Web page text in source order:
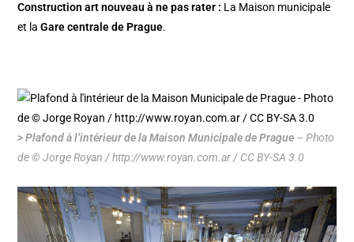
Construction art nouveau à ne pas rater : La Maison municipale
et laGare centrale de Prague.
> Plafond à l’intérieur de la Maison Municipale de Prague – Photo
de © Jorge Royan / http://www.royan.com.ar / CC BY-SA 3.0